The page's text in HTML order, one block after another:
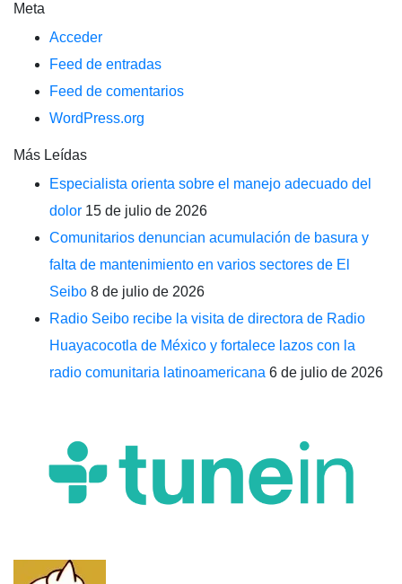
Meta
Acceder
Feed de entradas
Feed de comentarios
WordPress.org
Más Leídas
Especialista orienta sobre el manejo adecuado del
dolor 15 de julio de 2026
Comunitarios denuncian acumulación de basura y
falta de mantenimiento en varios sectores de El
Seibo 8 de julio de 2026
Radio Seibo recibe la visita de directora de Radio
Huayacocotla de México y fortalece lazos con la
radio comunitaria latinoamericana 6 de julio de 2026